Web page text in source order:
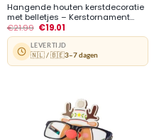
Hangende houten kerstdecoratie
met belletjes – Kerstornament...
€21.99 €19.01
LEVERTIJD
🇳🇱 / 🇧🇪3–7 dagen